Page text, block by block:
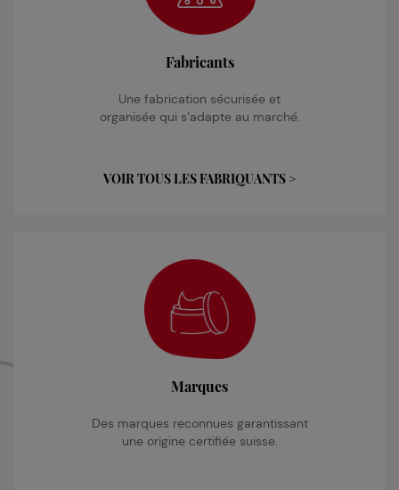
Fabricants
Une fabrication sécurisée et
organisée qui s’adapte au marché.
VOIR TOUS LES FABRIQUANTS >
Marques
Des marques reconnues garantissant
une origine certifiée suisse.